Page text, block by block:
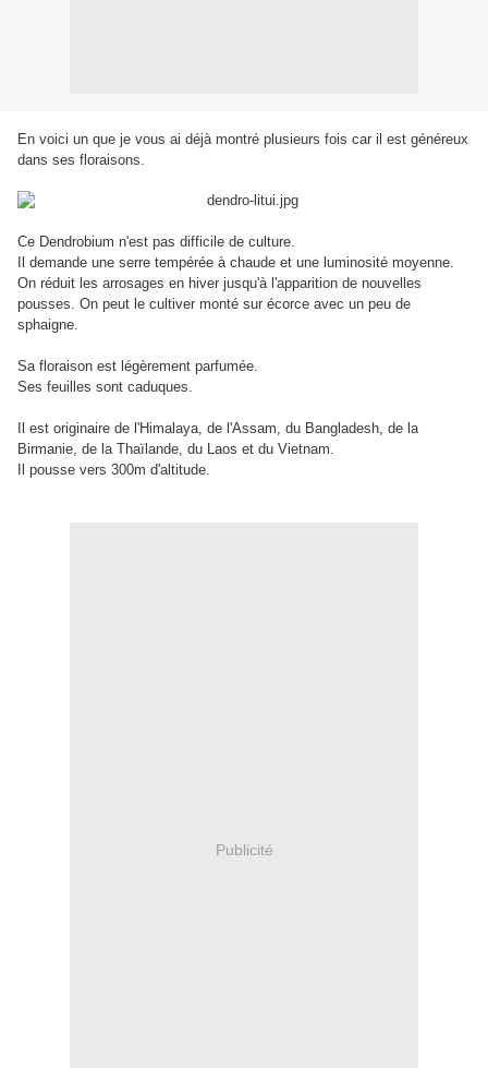
En voici un que je vous ai déjà montré plusieurs fois car il est généreux
dans ses floraisons.
Ce Dendrobium n'est pas difficile de culture.
Il demande une serre tempérée à chaude et une luminosité moyenne.
On réduit les arrosages en hiver jusqu'à l'apparition de nouvelles
pousses. On peut le cultiver monté sur écorce avec un peu de
sphaigne.
Sa floraison est légèrement parfumée.
Ses feuilles sont caduques.
Il est originaire de l'Himalaya, de l'Assam, du Bangladesh, de la
Birmanie, de la Thaïlande, du Laos et du Vietnam.
Il pousse vers 300m d'altitude.
Publicité